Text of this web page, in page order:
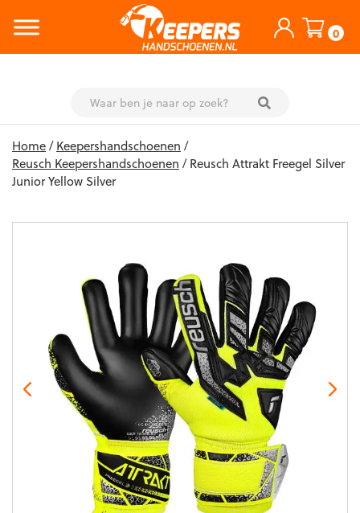
0
content
Home/Keepershandschoenen /
Reusch Keepershandschoenen / Reusch Attrakt Freegel Silver
Junior Yellow Silver